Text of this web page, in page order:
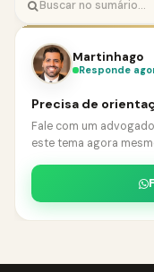
Martinhago
Responde
Precisa de
Fale com um
este tema agora